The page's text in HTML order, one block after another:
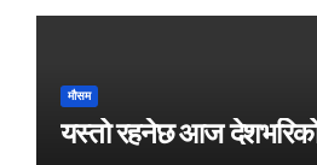
मौसम
यस्तो रहनेछ आज